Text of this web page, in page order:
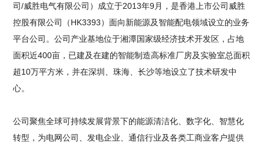
司/威胜电气有限公司）成立于2013年9月，是香港上市公司威胜
控股有限公司（HK3393）面向新能源及智能配电领域设立的业务
平台公司。公司产业基地位于湘潭国家级经济技术开发区，占地
面积近400亩，已建及在建的智能制造高标准厂房及实验室总面积
超10万平方米，并在深圳、珠海、长沙等地设立了技术研发中
心。
公司聚焦全球可持续发展背景下的能源清洁化、数字化、智慧化
转型，为电网公司、发电企业、通信行业及各类工商业客户提供